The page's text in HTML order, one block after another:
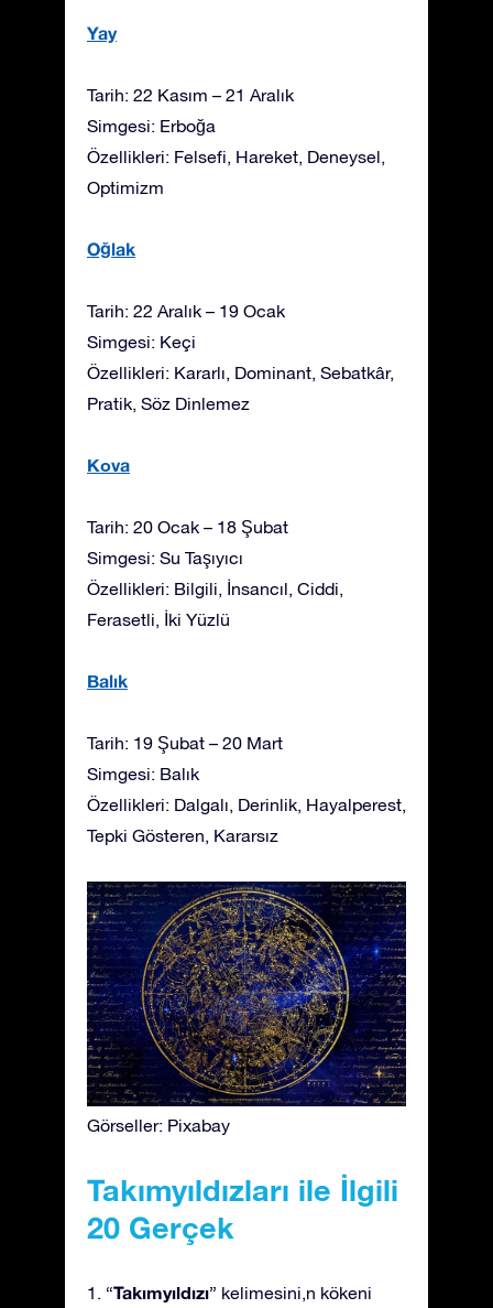
Yay
Tarih: 22 Kasım – 21 Aralık
Simgesi: Erboğa
Özellikleri: Felsefi, Hareket, Deneysel,
Optimizm
Oğlak
Tarih: 22 Aralık – 19 Ocak
Simgesi: Keçi
Özellikleri: Kararlı, Dominant, Sebatkâr,
Pratik, Söz Dinlemez
Kova
Tarih: 20 Ocak – 18 Şubat
Simgesi: Su Taşıyıcı
Özellikleri: Bilgili, İnsancıl, Ciddi,
Ferasetli, İki Yüzlü
Balık
Tarih: 19 Şubat – 20 Mart
Simgesi: Balık
Özellikleri: Dalgalı, Derinlik, Hayalperest,
Tepki Gösteren, Kararsız
Görseller: Pixabay
Takımyıldızları ile İlgili
20 Gerçek
1. “Takımyıldızı” kelimesini,n kökeni